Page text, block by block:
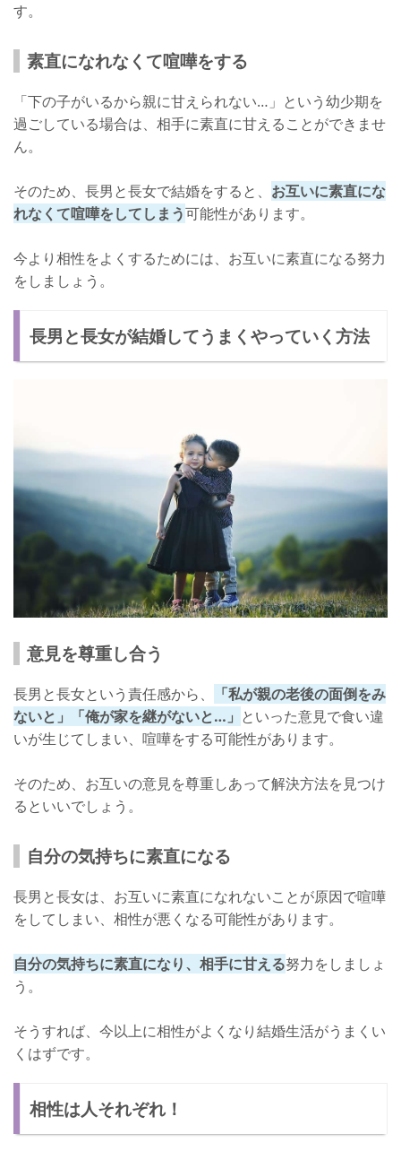
す。
素直になれなくて喧嘩をする
「下の子がいるから親に甘えられない…」という幼少期を
過ごしている場合は、相手に素直に甘えることができませ
ん。
そのため、長男と長女で結婚をすると、 お互いに素直にな
れなくて喧嘩をしてしまう可能性があります。
今より相性をよくするためには、お互いに素直になる努力
をしましょう。
長男と長女が結婚してうまくやっていく方法
意見を尊重し合う
長男と長女という責任感から、
「私が親の老後の面倒をみ
ないと」「俺が家を継がないと…」 といった意見で食い違
いが生じてしまい、喧嘩をする可能性があります。
そのため、お互いの意見を尊重しあって解決方法を見つけ
るといいでしょう。
自分の気持ちに素直になる
長男と長女は、お互いに素直になれないことが原因で喧嘩
をしてしまい、相性が悪くなる可能性があります。
自分の気持ちに素直になり、相手に甘える努力をしましょ
う。
そうすれば、今以上に相性がよくなり結婚生活がうまくい
くはずです。
相性は人それぞれ！